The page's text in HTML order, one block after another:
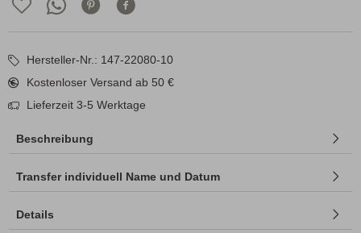
Hersteller-Nr.: 147-22080-10
Kostenloser Versand ab 50 €
Lieferzeit 3-5 Werktage
Beschreibung
Transfer individuell Name und Datum
Details